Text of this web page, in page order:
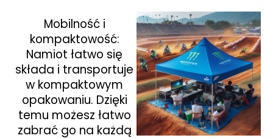
Mobilność i
kompaktowość:
Namiot łatwo się
składa i transportuje
w kompaktowym
opakowaniu. Dzięki
temu możesz łatwo
zabrać go na każdą